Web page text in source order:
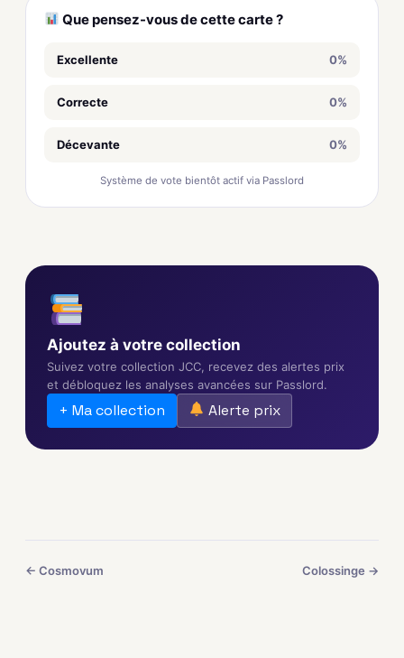
Que pensez-vous de cette carte ?
Excellente 0%
Correcte 0%
Décevante 0%
Système de vote bientôt actif via Passlord
Ajoutez à votre collection
Suivez votre collection JCC, recevez des alertes prix
et débloquez les analyses avancées sur Passlord.
+ Ma collection Alerte prix
← Cosmovum Colossinge →